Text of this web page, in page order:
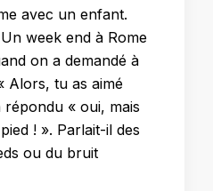
avec un enfant.
week end à Rome
on a demandé à
Alors, tu as aimé
répondu « oui, mais
! ». Parlait-il des
ou du bruit